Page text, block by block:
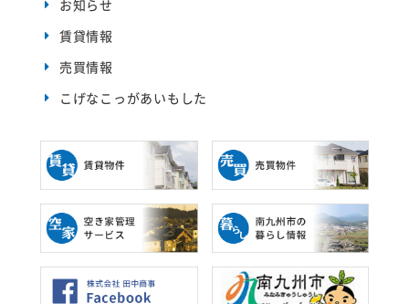
お知らせ
賃貸情報
売買情報
こげなこっがあいもした